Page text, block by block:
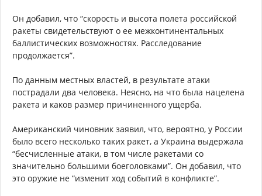
Он добавил, что “скорость и высота полета российской
ракеты свидетельствуют о ее межконтинентальных
баллистических возможностях. Расследование
продолжается”.
По данным местных властей, в результате атаки
пострадали два человека. Неясно, на что была нацелена
ракета и каков размер причиненного ущерба.
Американский чиновник заявил, что, вероятно, у России
было всего несколько таких ракет, а Украина выдержала
“бесчисленные атаки, в том числе ракетами со
значительно большими боеголовками”. Он добавил, что
это оружие не “изменит ход событий в конфликте”.